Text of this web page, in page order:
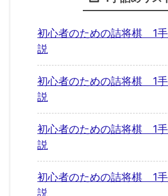
初心者のための詰将棋 1
説
初心者のための詰将棋 1
説
初心者のための詰将棋 1
説
初心者のための詰将棋 1
説